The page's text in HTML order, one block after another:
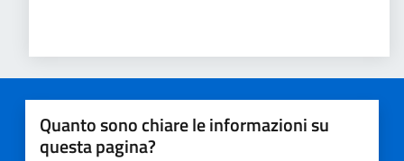
Quanto sono chiare le informazioni su
questa pagina?